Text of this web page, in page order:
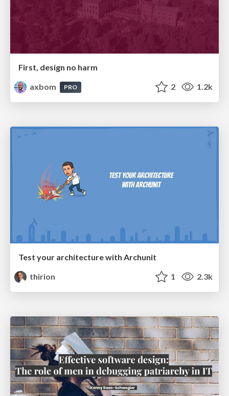
First, design no harm
axbom
PRO 2 1.2k
Test your architecture with Archunit
thirion
1 2.3k